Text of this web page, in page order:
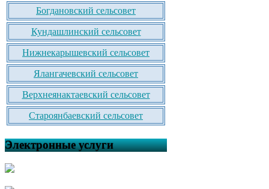
Богдановский сельсовет
Кундашлинский сельсовет
Нижнекарышевский сельсовет
Ялангачевский сельсовет
Верхнеянактаевский сельсовет
Староянбаевский сельсовет
Электронные услуги